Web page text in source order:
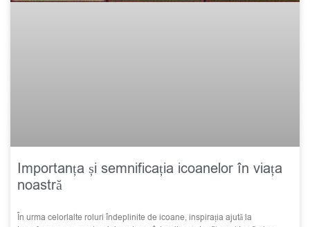
Importanța și semnificația icoanelor în viața
noastră
În urma celorlalte roluri îndeplinite de icoane, inspirația ajută la